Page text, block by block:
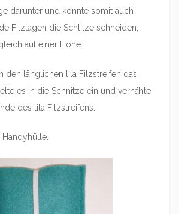
darunter und konnte somit auch
Filzlagen die Schlitze schneiden,
auf einer Höhe.
den länglichen lila Filzstreifen das
es in die Schnitze ein und vernähte
des lila Filzstreifens.